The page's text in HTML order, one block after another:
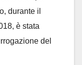
durante il
è stata
del